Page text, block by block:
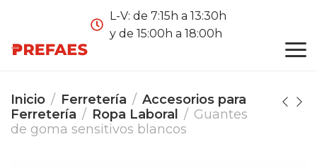
L-V: de 7:15h a 13:30h
y de 15:00h a 18:00h
Inicio Ferretería
Accesorios para
Ferretería
Ropa Laboral
Guantes
de goma sensitivos blancos